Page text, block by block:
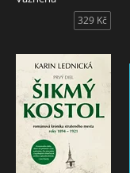
329 Kč